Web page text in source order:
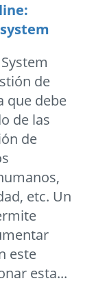
de
que debe
de las
de
etc. Un
este
esta...